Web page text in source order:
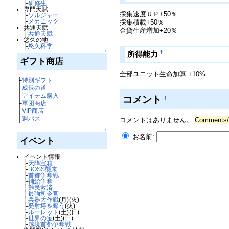
├研修生
専門天賦
├ソルジャー
├メカニック
共通天賦
├共通天賦
悠久の地
├悠久科学
↑
ギフト商店
├特別ギフト
├成長の道
├アイテム購入
├軍団商店
├VIP商店
├週パス
↑
イベント
イベント情報
├天降宝箱
├BOSS襲来
├首都争奪戦
├補給争奪
├難民救済
├最強司令官
├兵器大作戦(月)(火)
├発射塔を奪う (火)
├ルーレット (土)(日)
├世界の宝(土)(日)
├越境首都争奪戦
採集速度ＵＰ+50％
採集積載+50％
金貨生産増加+20％
所得能力 †
全部ユニット生命加算 +10%
コメント†
コメントはありません。
お名前: